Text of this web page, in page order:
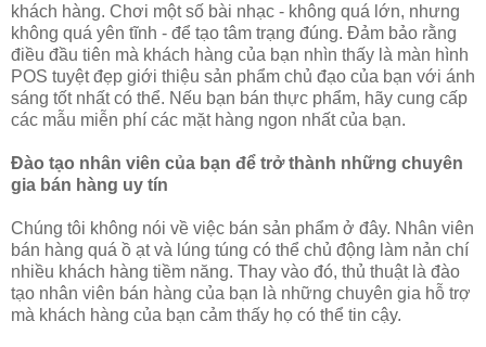
khách hàng. Chơi một số bài nhạc - không quá lớn, nhưng
không quá yên tĩnh - để tạo tâm trạng đúng. Đảm bảo rằng
điều đầu tiên mà khách hàng của bạn nhìn thấy là màn hình
POS tuyệt đẹp giới thiệu sản phẩm chủ đạo của bạn với ánh
sáng tốt nhất có thể. Nếu bạn bán thực phẩm, hãy cung cấp
các mẫu miễn phí các mặt hàng ngon nhất của bạn.
Đào tạo nhân viên của bạn để trở thành những chuyên
gia bán hàng uy tín
Chúng tôi không nói về việc bán sản phẩm ở đây. Nhân viên
bán hàng quá ồ ạt và lúng túng có thể chủ động làm nản chí
nhiều khách hàng tiềm năng. Thay vào đó, thủ thuật là đào
tạo nhân viên bán hàng của bạn là những chuyên gia hỗ trợ
mà khách hàng của bạn cảm thấy họ có thể tin cậy.